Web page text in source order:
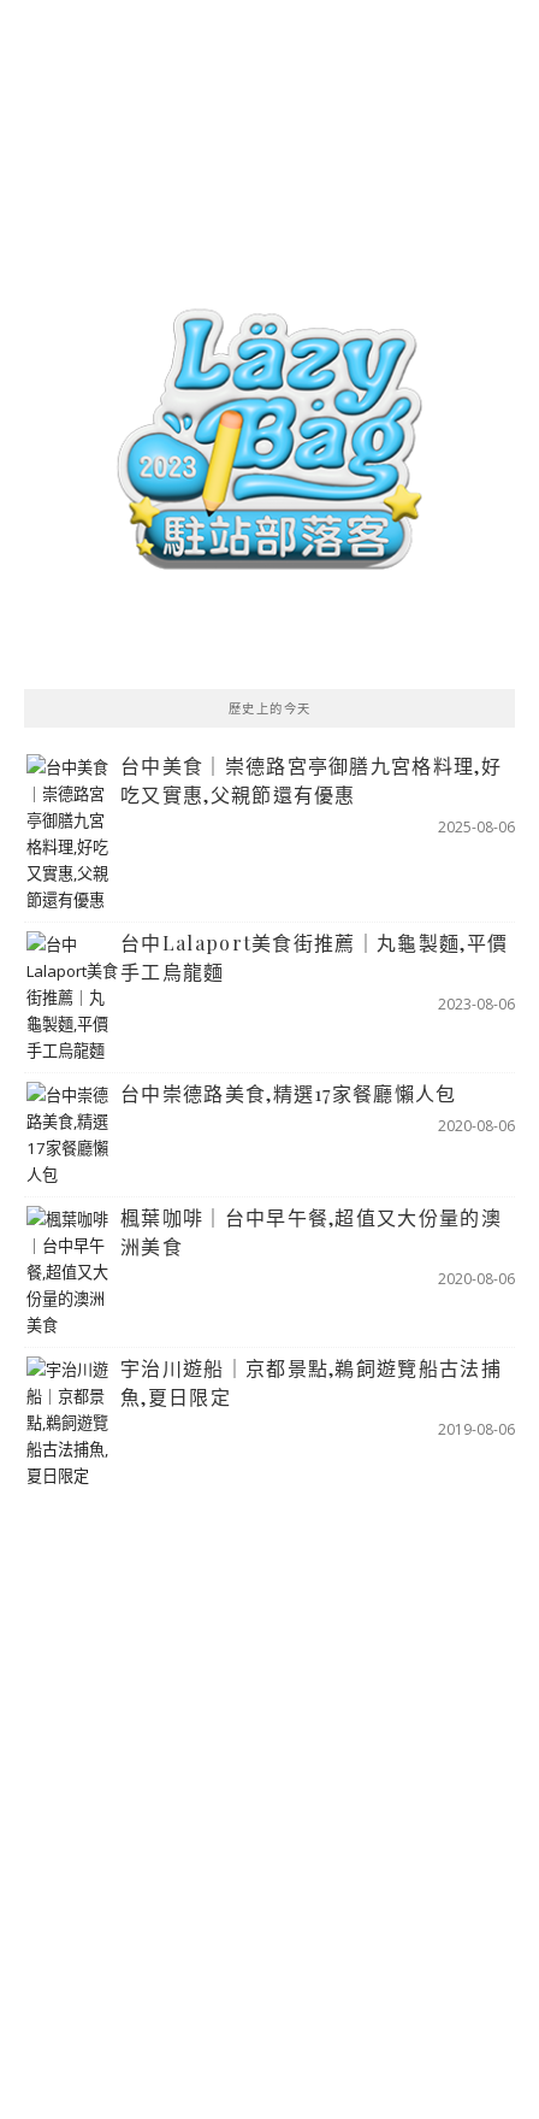
歷史上的今天
台中美食｜崇德路宮亭御膳九宮格料理,好
吃又實惠,父親節還有優惠
2025-08-06
台中Lalaport美食街推薦｜丸龜製麵,平價
手工烏龍麵
2023-08-06
台中崇德路美食,精選17家餐廳懶人包
2020-08-06
楓葉咖啡｜台中早午餐,超值又大份量的澳
洲美食
2020-08-06
宇治川遊船｜京都景點,鵜飼遊覽船古法捕
魚,夏日限定
2019-08-06